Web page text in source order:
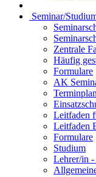
Seminar/
Zentrale
Häufig
Formulare
AK
Terminplan
Leitfaden
Leitfaden
Formulare
Studium
Lehrer/in -